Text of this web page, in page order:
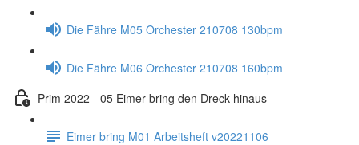
Die Fähre M05 Orchester 210708 130bpm
Die Fähre M06 Orchester 210708 160bpm
Prim 2022 - 05 Eimer bring den Dreck hinaus
Eimer bring M01 Arbeitsheft v20221106